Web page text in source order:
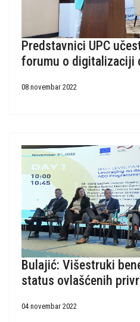
Predstavnici UPC
forumu o digitalizaciji
08 novembar 2022
Bulajić: Višestruki
status ovlašćenih
04 novembar 2022